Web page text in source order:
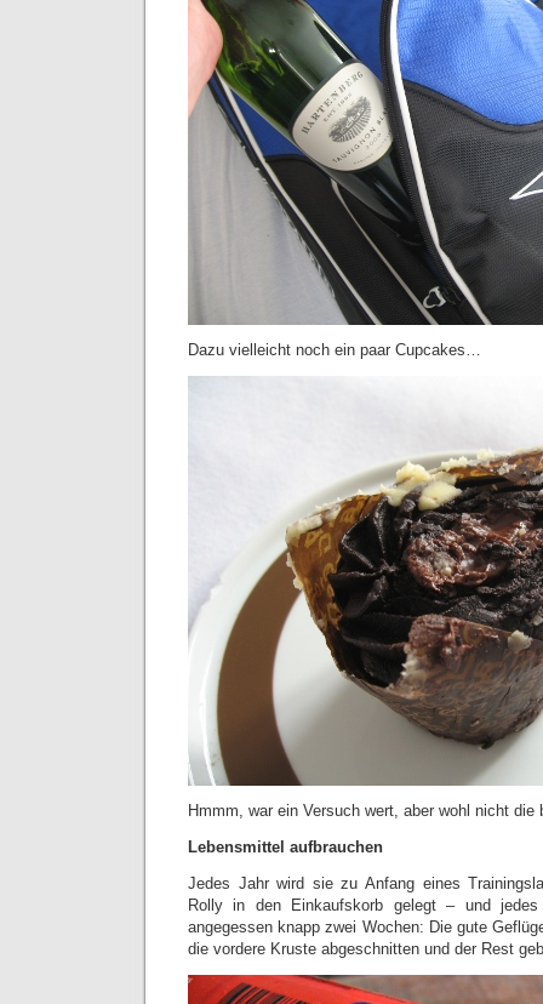
Dazu vielleicht noch ein paar Cupcakes…
Hmmm, war ein Versuch wert, aber wohl nicht die
Lebensmittel aufbrauchen
Jedes Jahr wird sie zu Anfang eines
Rolly in den Einkaufskorb gelegt – und
angegessen knapp zwei Wochen: Die gute
die vordere Kruste abgeschnitten und der Rest